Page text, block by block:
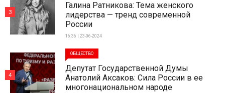
Галина Ратникова: Тема женского
лидерства — тренд современной
России
16:36 | 23-06-2024
3
ОБЩЕСТВО
Депутат Государственной Думы
Анатолий Аксаков: Сила России в ее
многонациональном народе
4